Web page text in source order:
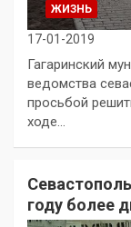
ЖИЗНЬ
17-01-2019
Гагаринский
ведомства
просьбой
ходе…
году более